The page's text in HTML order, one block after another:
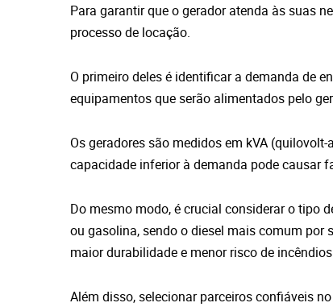
Para garantir que o gerador atenda às suas
processo de locação.
O primeiro deles é identificar a demanda de
equipamentos que serão alimentados pelo
Os geradores são medidos em kVA (quilovolt-
capacidade inferior à demanda pode causar
Do mesmo modo, é crucial considerar o tipo
ou gasolina, sendo o diesel mais comum por
maior durabilidade e menor risco de
Além disso, selecionar parceiros confiáveis